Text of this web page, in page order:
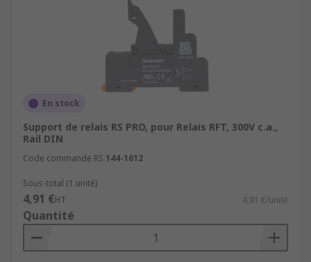
En stock
Support de relais RS PRO, pour Relais RFT, 300V c.a.,
Rail DIN
Code commande RS 144-1612
Sous-total (1 unité)
4,91 €HT 4,91 €/unité
Quantité